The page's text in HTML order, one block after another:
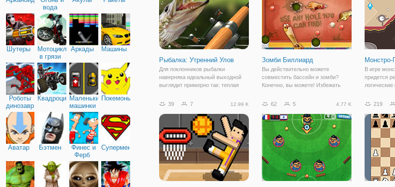
вода
Шутеры
Мотоциклы
в грязи
Аркады Машины
Роботы
динозавры
КвадроциклыМаленькие
машинки
Покемоны
Аватар Бэтмен
Финес и
Ферб
Супермен
Рыбалка: Утренний Улов
Для поклонников рыбалки
наверняка идеальный выходной
выглядит примерно так: теплая
и морского прибоя. Да, звучит
отличный улов, то день удался. Но
Зомби Биллиард
Вы действительно можете
совместить бассейн и зомби?
Конечно, вы можете! Избежать
шары! Искать случайного потока
Монстро-
В игре
придется
что вы
звезды?
39 7 12.99 K 62 5 4.77 K 219